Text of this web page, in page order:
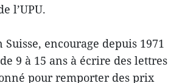
l’UPU.
Suisse, encourage depuis 1971
9 à 15 ans à écrire des lettres
pour remporter des prix